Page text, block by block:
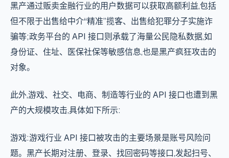
黑产通过贩卖金融行业的用户数据可以获取高额利益,包括
但不限于出售给中介“精准”揽客、出售给犯罪分子实施诈
骗等;政务平台的 API 接口则承载了海量公民隐私数据,如
身份证、住址、医保社保等敏感信息,也是黑产疯狂攻击的
对象。
此外,游戏、社交、电商、制造等行业的 API 接口也遭到黑
产的大规模攻击,具体如下所示:
游戏:游戏行业 API 接口被攻击的主要场景是账号风险问
题。黑产长期对注册、登录、找回密码等接口,发起扫号、